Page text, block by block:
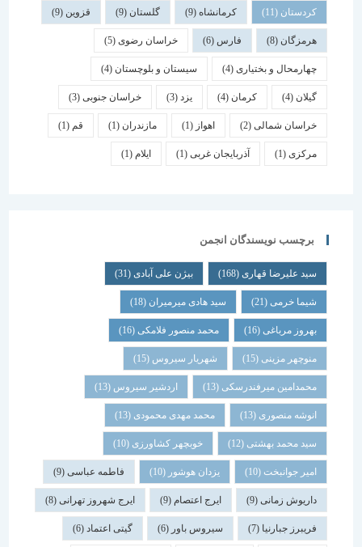
کردستان(11) کرمانشاه(9) گلستان (9) قزوین
هرمزگان(8) فارس خراسان رضوی(5)
چهارمحال و بختیاری (4) سیستان و بلوچستان(4)
کرمان یزد خراسان جنوبی(3)
خراسان شمالی(2) اهواز مازندران(1) قم
(1) آذربایجان غربی(1) ایلام
برچسب نویسندگان انجمن
سید علیرضا قهاری(168) بیژن علی آبادی(31)
شیما خرمی(21) سید هادی میرمیران(18)
بهروز مرباغی (16) محمد منصور فلامکی (16)
منوچهر مزینی(15) شهریار سیروس(15)
محمدامین میرفندرسکی(13) اردشیر سیروس(13)
انوشه منصوری(13) محمد مهدی محمودی(13)
سید محمد بهشتی(12) خوبچهر کشاورزی(10)
امیر جوانبخت(10) یزدان هوشور(10) فاطمه عباسی(9)
داریوش زمانی(9) ایرج اعتصام(9) ایرج شهروز تهرانی(8)
فریبرز جبارنیا(7) سیروس باور(6) گیتی اعتماد(6)